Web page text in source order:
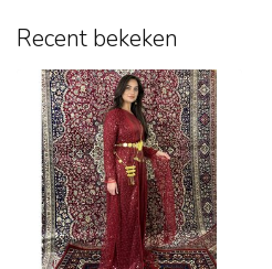
Recent bekeken